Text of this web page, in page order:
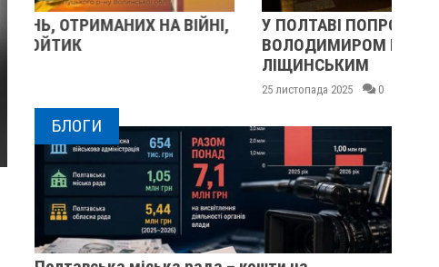
У ПОЛТАВІ ПОПРОЩАЛИСЯ ІЗ ВІЙСЬКОВИМИ
ВОЛОДИМИРОМ КАРЕНГІНИМ ТА ОЛЕГОМ
БЛОГИ